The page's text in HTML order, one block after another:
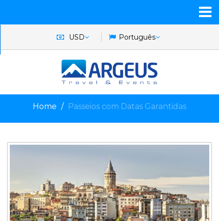
USD Português
Home Passeios com Datas Garantidas